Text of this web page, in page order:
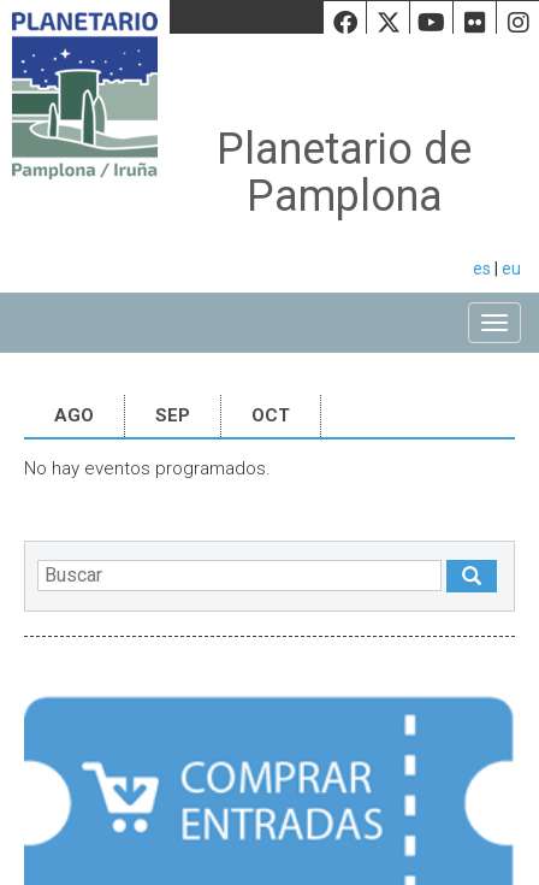
Facebook
Twiiter
Planetario de
Pamplona
es eu
AGO SEP OCT
No hay eventos programados.